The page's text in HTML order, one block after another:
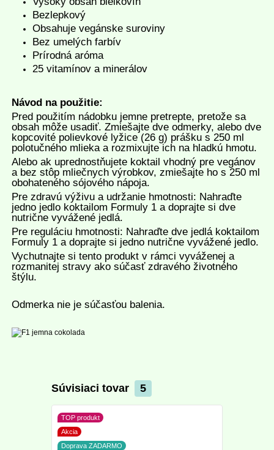
Bezlepkový
Obsahuje vegánske suroviny
Bez umelých farbív
Prírodná aróma
25 vitamínov a minerálov
Návod na použitie:
Pred použitím nádobku jemne pretrepte, pretože sa
obsah môže usadiť. Zmiešajte dve odmerky, alebo dve
kopcovité polievkové lyžice (26 g) prášku s 250 ml
polotučného mlieka a rozmixujte ich na hladkú hmotu.
Alebo ak uprednostňujete koktail vhodný pre vegánov
a bez stôp mliečnych výrobkov, zmiešajte ho s 250 ml
obohateného sójového nápoja.
Pre zdravú výživu a udržanie hmotnosti: Nahraďte
jedno jedlo koktailom Formuly 1 a doprajte si dve
nutrične vyvážené jedlá.
Pre reguláciu hmotnosti: Nahraďte dve jedlá koktailom
Formuly 1 a doprajte si jedno nutrične vyvážené jedlo.
Vychutnajte si tento produkt v rámci vyváženej a
rozmanitej stravy ako súčasť zdravého životného
štýlu.
Odmerka nie je súčasťou balenia.
Súvisiaci tovar 5
TOP produkt
Akcia
Doprava ZADARMO